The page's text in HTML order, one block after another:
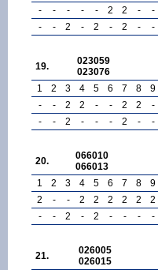
-
- - - - 2 2 - -
-
- 2 - 2 - 2 - -
19.
023059
023076
1
2 3 4 5 6 7 8 9
-
- 2 2 - - 2 2 -
-
- 2 - - - 2 - -
20.
066010
066013
1
2 3 4 5 6 7 8 9
2
- - 2 2 2 2 2 2
-
- 2 - 2 - - - -
21.
026005
026015